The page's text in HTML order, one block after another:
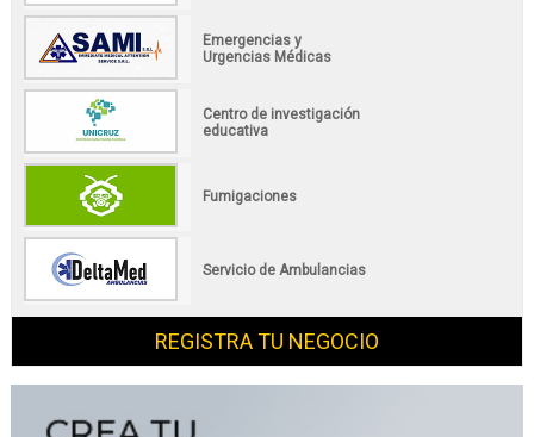
Emergencias y
Urgencias Médicas
Centro de investigación
educativa
Fumigaciones
Servicio de Ambulancias
REGISTRA TU NEGOCIO